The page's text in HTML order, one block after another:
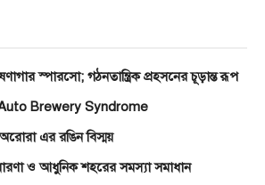
স্পারসো; গঠনতান্ত্রিক প্রহসনের চূড়ান্ত রূপ
Auto Brewery Syndrome
এর রঙিন বিস্ময়
ও আধুনিক শহরের সমস্যা সমাধান